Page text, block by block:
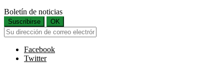
Boletín de noticias
Suscribirse OK
Facebook
Twitter